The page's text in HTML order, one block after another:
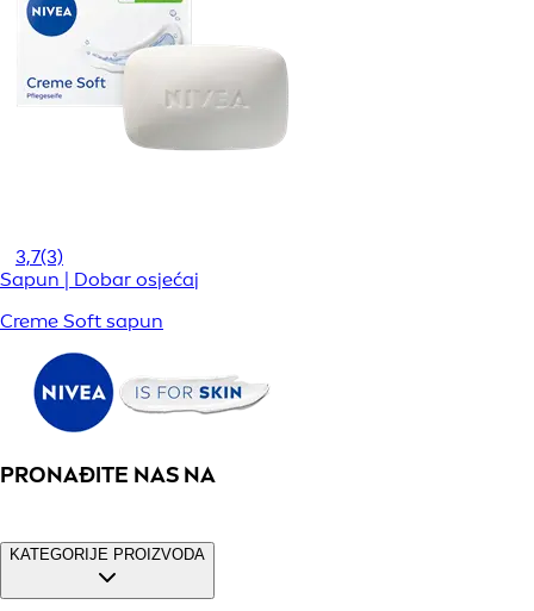
3,7(3)
Sapun | Dobar osjećaj
Creme Soft sapun
PRONAĐITE NAS NA
KATEGORIJE PROIZVODA